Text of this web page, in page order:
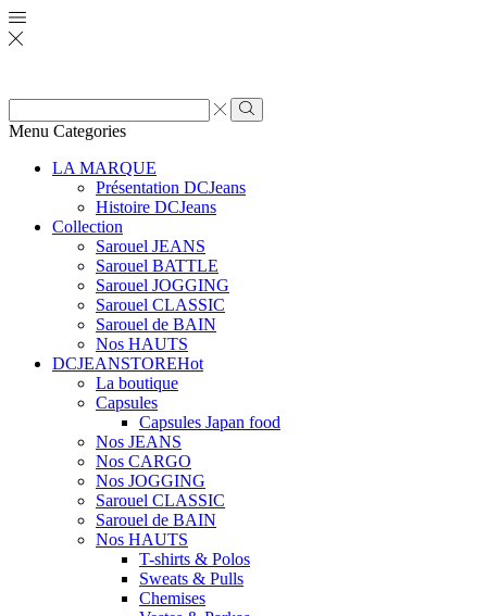
Zone
de
Rechercher
Menu Categories
LA MARQUE
Présentation DCJeans
Histoire DCJeans
Collection
Sarouel JEANS
Sarouel BATTLE
Sarouel JOGGING
Sarouel CLASSIC
Sarouel de BAIN
Nos HAUTS
DCJEANSTOREHot
La boutique
Capsules
Capsules Japan food
Nos JEANS
Nos CARGO
Nos JOGGING
Sarouel CLASSIC
Sarouel de BAIN
Nos HAUTS
T-shirts & Polos
Sweats & Pulls
Chemises